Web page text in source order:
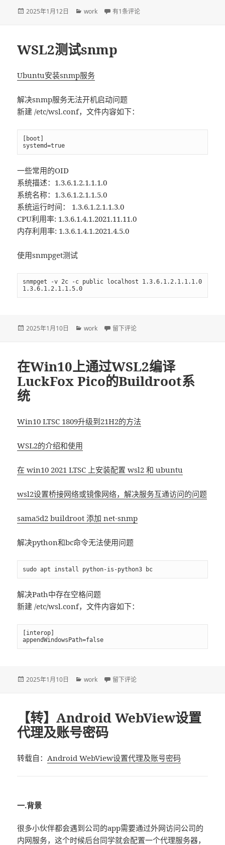
发
2025年1月12日
分
work 解决PySNMP无法使用的问题
有1条评论
WSL2测试snmp
Ubuntu安装snmp服务
解决snmp服务无法开机启动问题
新建 /etc/wsl.conf，文件内容如下：
[boot]
systemd=true
一些常用的OID
系统描述：1.3.6.1.2.1.1.1.0
系统名称：1.3.6.1.2.1.1.5.0
系统运行时间： 1.3.6.1.2.1.1.3.0
CPU利用率: 1.3.6.1.4.1.2021.11.11.0
内存利用率: 1.3.6.1.4.1.2021.4.5.0
使用snmpget测试
snmpget -v 2c -c public localhost 1.3.6.1.2.1.1.1.0
1.3.6.1.2.1.1.5.0
发
2025年1月10日
分
work 于WSL2测试snmp
留下评论
在Win10上通过WSL2编译
LuckFox Pico的Buildroot系
统
Win10 LTSC 1809升级到21H2的方法
WSL2的介绍和使用
在 win10 2021 LTSC 上安装配置 wsl2 和 ubuntu
wsl2设置桥接网络或镜像网络，解决服务互通访问的问题
sama5d2 buildroot 添加 net-snmp
解决python和bc命令无法使用问题
sudo apt install python-is-python3 bc
解决Path中存在空格问题
新建 /etc/wsl.conf，文件内容如下：
[interop]
appendWindowsPath=false
发
2025年1月10日
分
work 于在Win10上通过WSL2编译LuckFox
留下评论
【转】Android WebView设置
代理及账号密码
转载自：Android WebView设置代理及账号密码
一.背景
很多小伙伴都会遇到公司的app需要通过外网访问公司的
内网服务，这个时候后台同学就会配置一个代理服务器，